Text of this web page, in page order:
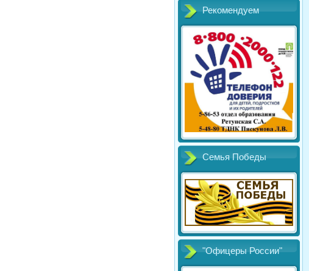
Рекомендуем
Семья Победы
"Офицеры России"